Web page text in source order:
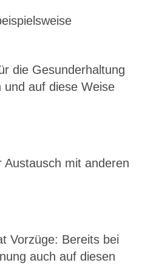
die Gesunderhaltung
und auf diese Weise
mit anderen
Vorzüge: Bereits bei
auch auf diesen